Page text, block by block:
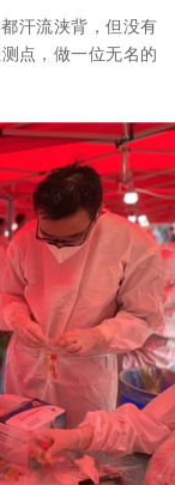
汗流浃背，但没有
点，做一位无名的